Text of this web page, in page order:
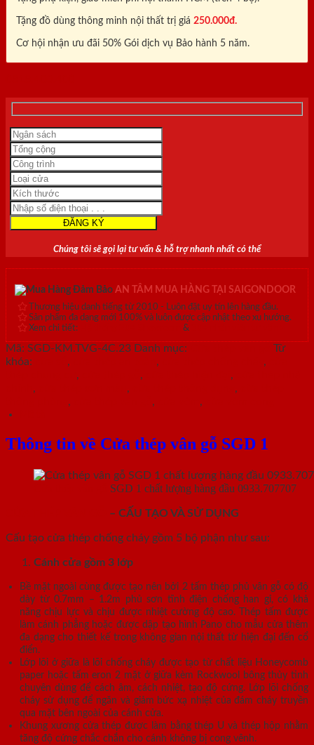
Tặng đồ dùng thông minh nội thất trị giá 250.000đ.
Cơ hội nhận ưu đãi 50% Gói dịch vụ Bảo hành 5 năm.
Chúng tôi sẽ gọi lại tư vấn & hỗ trợ nhanh nhất có thể
AN TÂM MUA HÀNG TẠI SAIGONDOOR
Thương hiệu danh tiếng từ 2010 - Luôn đặt uy tín lên hàng đầu.
Sản phẩm đa dạng mới 100% và luôn được cập nhật theo xu hướng.
Xem chi tiết:
&
Mã: SGD-KM.TVG-4C.23 Danh mục:
Từ
khóa:
, , ,
, , ,
, , ,
, , ,
Thông tin về Cửa thép vân gỗ SGD 1
SGD 1 chất lượng hàng đầu 0933.707707
– CẤU TẠO VÀ SỬ DỤNG
Cấu tạo cửa thép chống cháy gồm 5 bộ phận như sau:
Cánh cửa gồm 3 lớp
Bề mặt ngoài cùng được tạo nên bởi 2 tấm thép phủ vân gỗ có độ
dày từ 0.7mm – 1.2m phủ sơn tĩnh điện chống han gỉ, có khả
năng chịu lực và chịu được nhiệt cường độ cao. Thép tấm được
làm cánh phẳng hoặc được dập tạo hình Pano cho mẫu cửa thêm
đa dạng cho thiết kế trong không gian nội thất từ hiện đại đến cổ
điển.
Lớp lõi ở giữa là lõi chống cháy được tạo từ chất liệu Honeycomb
paper hoặc tấm eron 2 mặt ở giữa kèm Rockwool bông thủy tinh
chuyên dùng để cách âm, cách nhiệt, tạo độ cứng. Lớp lõi chống
cháy sử dụng để ngăn và giảm bức xạ nhiệt của đám cháy truyền
qua mặt bên ngoài của cánh cửa.
Khung xương cửa thép được làm bằng thép U và thép hộp nhằm
tăng độ cứng chắc chắn cho cánh không bị cong vênh.